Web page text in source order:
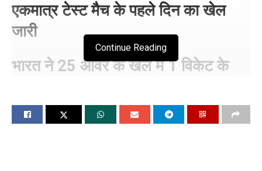
एकमात्र टेस्ट मैच के पहले दिन का खेल
जारी
भारत ने 25 ओवर के खेल मे 1 विकेट के
पहले सत्र का खेल समाप्त
Continue Reading